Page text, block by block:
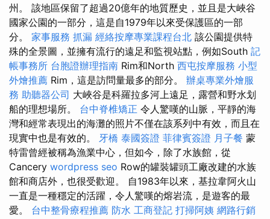
州。 該地區保留了超過20億年的地質歷史，並且是大峽谷
國家公園的一部分，這是自1979年以來受保護區的一部
分。 家事服務 抓漏 經絡按摩專業課程台北 該公園提供特
殊的全景圖，並擁有流行的遠足和監視站點，例如South 記
帳事務所 台胞證辦理指南 Rim和North 西屯按摩服務 小型
外燴推薦 Rim，這是訪問量最多的部分。 辦桌專業外燴服
務 助聽器公司 大峽谷是科羅拉多河上遠足，露營和野水划
船的理想場所。 台中脊椎矯正 令人驚嘆的山脈，平靜的海
灣和經常表現出的海灘的照片不僅在該系列中有效，而且在
現實中也是有效的。 牙橋 泰國簽證 菲律賓簽證 月子餐 蒙
特雷曾經被稱為漁業中心，但如今，除了水族館，從
Cancery wordpress seo Row的罐裝罐頭工廠改建的水族
館和商店外，也很受歡迎。 自1983年以來，基拉韋阿火山
一直是一種穩定的活躍，令人驚嘆的熔岩流，是遊客的最
愛。 台中整骨療程推薦 防水 工商登記 打掃阿姨 網路行銷